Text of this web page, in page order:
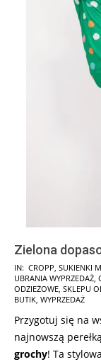
Zielona
2025-
08-
31
IN: CROPP, SUKIENKI
UBRANIA WYPRZEDAŻ,
ODZIEŻOWE, SKLEPU
BUTIK, WYPRZEDAŻ
Przygotuj się na
najnowszą
grochy! Ta